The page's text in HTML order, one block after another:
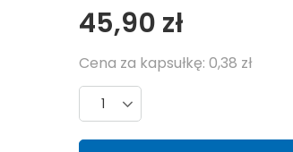
45,90 zł
Cena za kapsułkę: 0,38 zł
Liczba produktów